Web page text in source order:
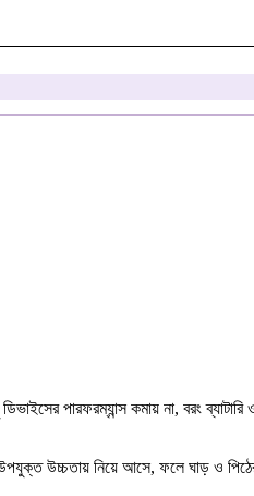
পারফরম্যান্স কমায় না, বরং
উপযুক্ত উচ্চতায় নিয়ে আসে, ফলে ঘাড় ও